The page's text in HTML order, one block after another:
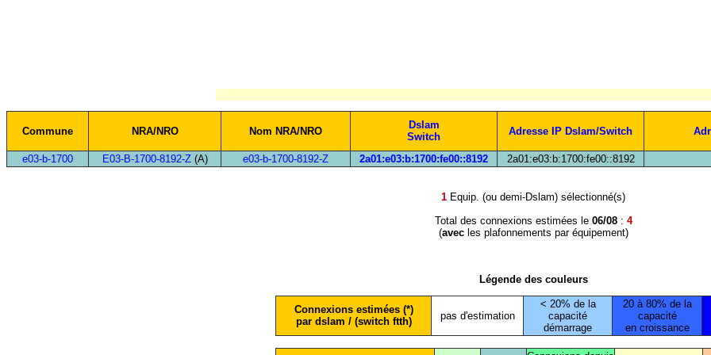
Commune NRA/NRO Nom NRA/NRO
Dslam
Switch
Adresse IP Dslam/Switch
e03-b-1700 E03-B-1700-8192-Z(A) e03-b-1700-8192-Z 2a01:e03:b:1700:fe00::8192 2a01:e03:b:1700:fe00::8192
1 Equip. (ou demi-Dslam) sélectionné(s)
Total des connexions estimées le 06/08: 4
(avecles plafonnements par équipement)
Légende des couleurs
Connexions estimées (*)
par dslam / (switch ftth)
pas d'estimation
< 20% de la
capacité
démarrage
20 à 80% de la
capacité
en croissance